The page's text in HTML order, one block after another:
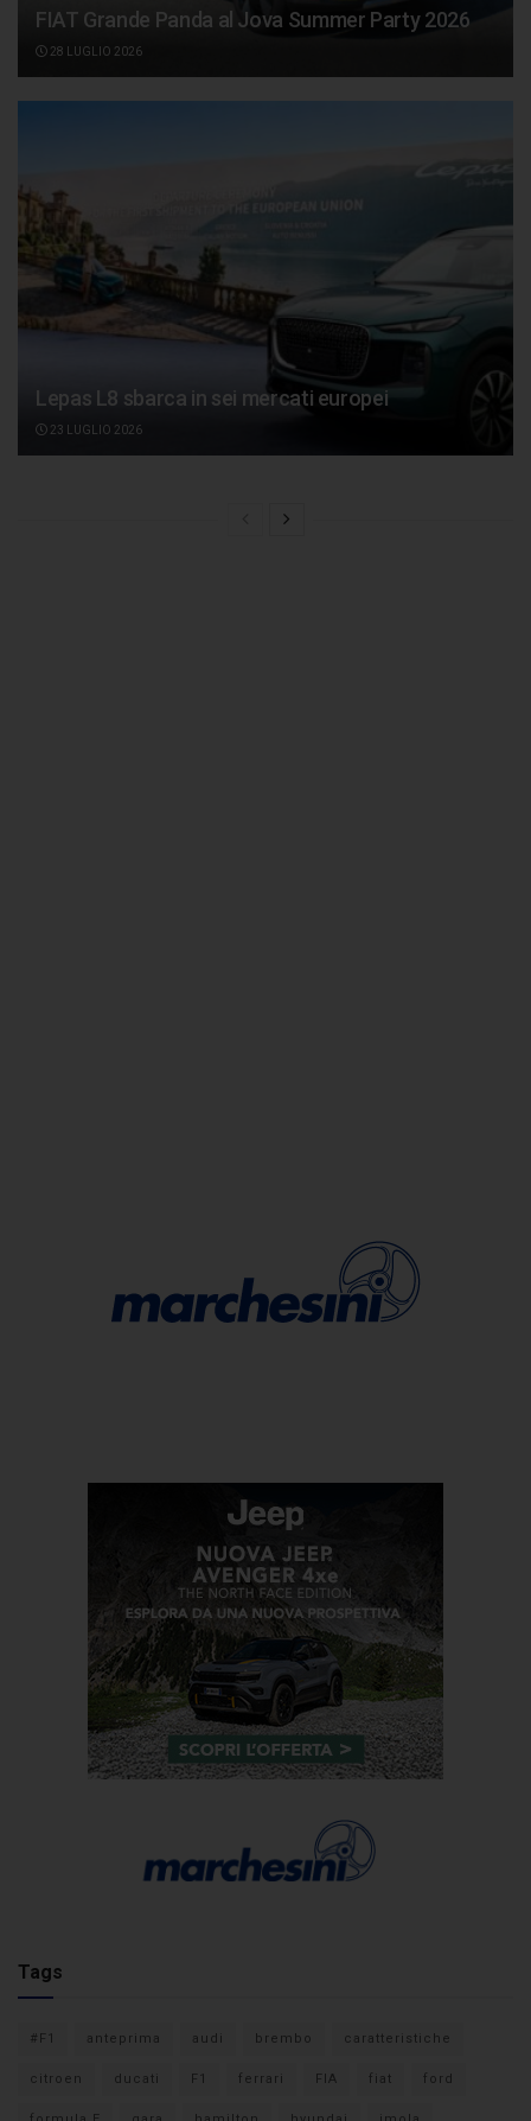
FIAT Grande Panda al Jova Summer Party 2026
28 LUGLIO 2026
Lepas L8 sbarca in sei mercati europei
23 LUGLIO 2026
Tags
#F1 anteprima audi brembo caratteristiche
citroen ducati F1 ferrari FIA fiat ford